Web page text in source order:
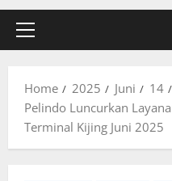
Primary
Home 2025 Juni
14
Pelindo Luncurkan
Terminal Kijing Juni 2025